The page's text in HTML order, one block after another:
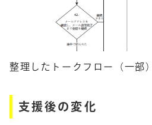
整理したトークフロー（一部）
支援後の変化